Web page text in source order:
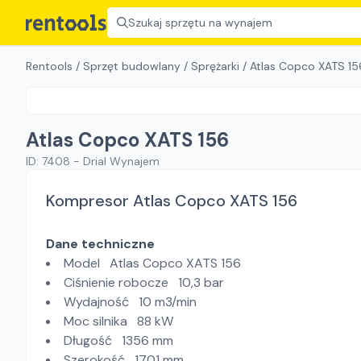
Szukaj sprzętu na wynajem
Rentools / Sprzęt budowlany / Sprężarki / Atlas Copco XATS
Atlas Copco XATS 156
ID: 7408 - Drial Wynajem
Kompresor Atlas Copco XATS 156
Dane techniczne
Model Atlas Copco XATS 156
Ciśnienie robocze 10,3 bar
Wydajność 10 m3/min
Moc silnika 88 kW
Długość 1356 mm